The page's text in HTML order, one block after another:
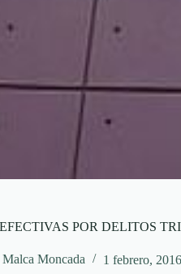
POR DELITOS
Moncada 1 febrero, 2016